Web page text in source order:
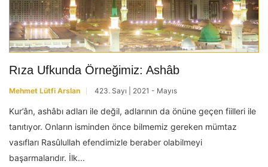
Rıza Ufkunda Örneğimiz: Ashâb
Mehmet Lütfi Arslan 423. Sayı | 2021 - Mayıs
Kur’ân, ashâbı adları ile değil, adlarının da önüne geçen fiilleri ile
tanıtıyor. Onların isminden önce bilmemiz gereken mümtaz
vasıfları Rasûlullah efendimizle beraber olabilmeyi
başarmalarıdır. İlk...